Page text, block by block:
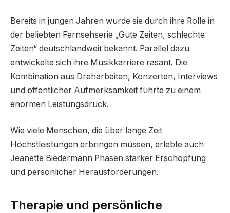
Bereits in jungen Jahren wurde sie durch ihre Rolle in
der beliebten Fernsehserie „Gute Zeiten, schlechte
Zeiten“ deutschlandweit bekannt. Parallel dazu
entwickelte sich ihre Musikkarriere rasant. Die
Kombination aus Dreharbeiten, Konzerten, Interviews
und öffentlicher Aufmerksamkeit führte zu einem
enormen Leistungsdruck.
Wie viele Menschen, die über lange Zeit
Höchstleistungen erbringen müssen, erlebte auch
Jeanette Biedermann Phasen starker Erschöpfung
und persönlicher Herausforderungen.
Therapie und persönliche